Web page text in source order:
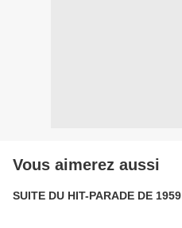
Vous aimerez aussi
SUITE DU HIT-PARADE DE 1959